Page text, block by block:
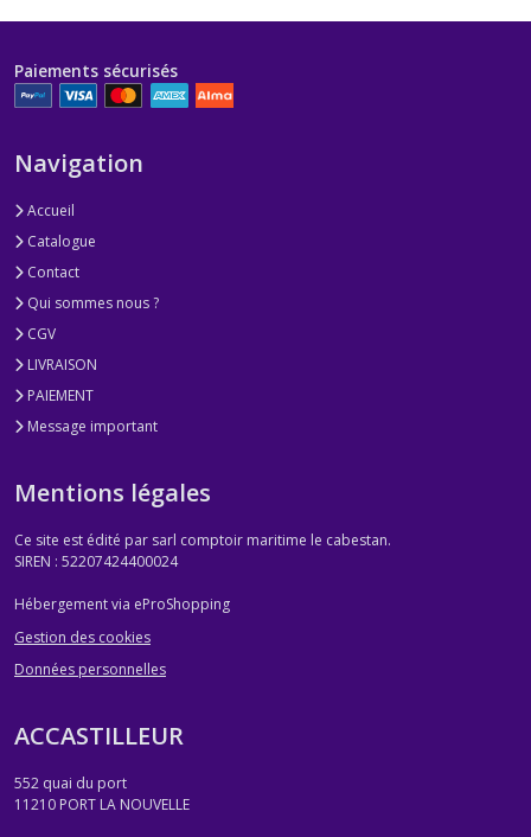
Paiements sécurisés
Navigation
Accueil
Catalogue
Contact
Qui sommes nous ?
CGV
LIVRAISON
PAIEMENT
Message important
Mentions légales
Ce site est édité par sarl comptoir maritime le cabestan.
SIREN : 52207424400024
Hébergement via eProShopping
Gestion des cookies
Données personnelles
ACCASTILLEUR
552 quai du port
11210 PORT LA NOUVELLE